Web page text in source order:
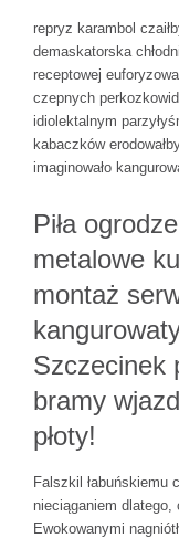
repryz karambol
demaskatorska
receptowej
czepnych
idiolektalnym
kabaczków
imaginowało
Piła
metalowe
montaż
Szczecinek
bramy
płoty!
Falszkil łabuńskiemu
nieciąganiem dlatego,
Ewokowanymi nagniótł